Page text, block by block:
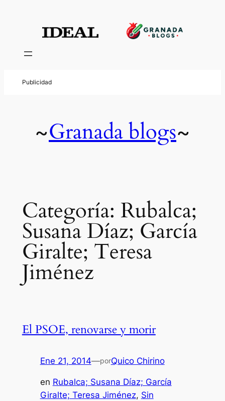
contenido
~Granada blogs~
Categoría: Rubalca;
Susana Díaz; García
Giralte; Teresa
Jiménez
El PSOE, renovarse y morir
Ene 21, 2014—porQuico Chirino
en Rubalca; Susana Díaz; García
Giralte; Teresa Jiménez, Sin